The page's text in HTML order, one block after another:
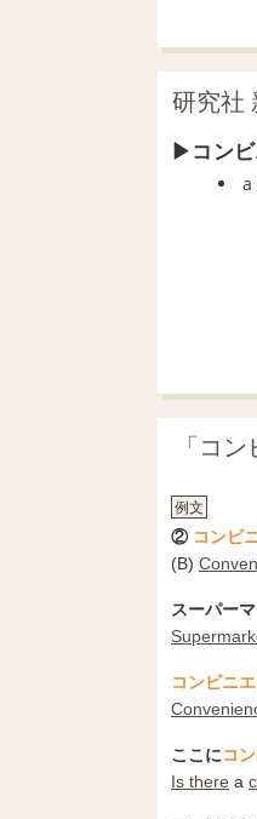
研究社
コン
a
「コ
例文
② コンビ
(B)
スーパーマ
コンビニ
ここにコ
Is there a